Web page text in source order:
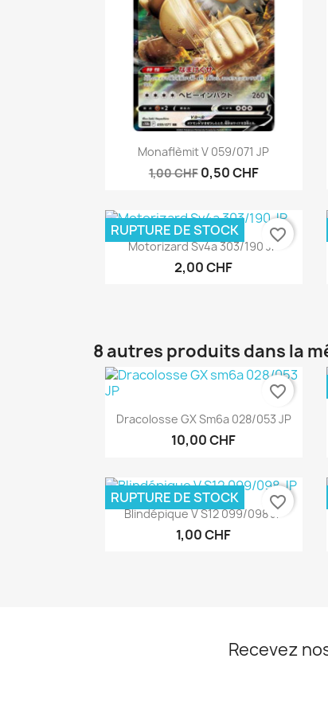
Aperçu rapide
Monaflèmit V 059/071 JP
1,00 CHF 0,50 CHF
Aperçu rapide
Motorizard Sv4a 303/190 JP
2,00 CHF
RUPTURE DE STOCK favorite_border
8 autres produits dans la
Aperçu rapide
Dracolosse GX Sm6a 028/053 JP
10,00 CHF
favorite_border
Aperçu rapide
Blindépique V S12 099/098 JP
1,00 CHF
RUPTURE DE STOCK favorite_border
Recevez